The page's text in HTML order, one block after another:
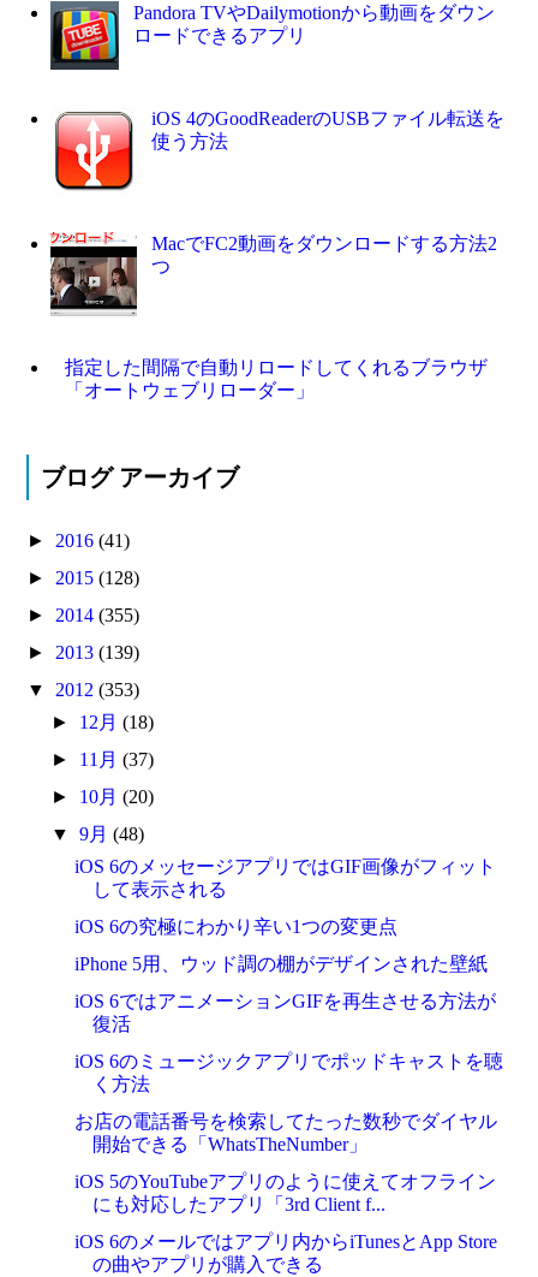
Pandora TVやDailymotionから動画をダウン
ロードできるアプリ
iOS 4のGoodReaderのUSBファイル転送を
使う方法
MacでFC2動画をダウンロードする方法2
つ
指定した間隔で自動リロードしてくれるブラウザ
「オートウェブリローダー」
ブログ アーカイブ
► 2016(41)
► 2015(128)
► 2014(355)
► 2013(139)
▼ 2012(353)
► 12月 (18)
► 11月 (37)
► 10月 (20)
▼ 9月 (48)
iOS 6のメッセージアプリではGIF画像がフィット
して表示される
iOS 6の究極にわかり辛い1つの変更点
iPhone 5用、ウッド調の棚がデザインされた壁紙
iOS 6ではアニメーションGIFを再生させる方法が
復活
iOS 6のミュージックアプリでポッドキャストを聴
く方法
お店の電話番号を検索してたった数秒でダイヤル
開始できる「WhatsTheNumber」
iOS 5のYouTubeアプリのように使えてオフライン
にも対応したアプリ「3rd Client f...
iOS 6のメールではアプリ内からiTunesとApp Store
の曲やアプリが購入できる